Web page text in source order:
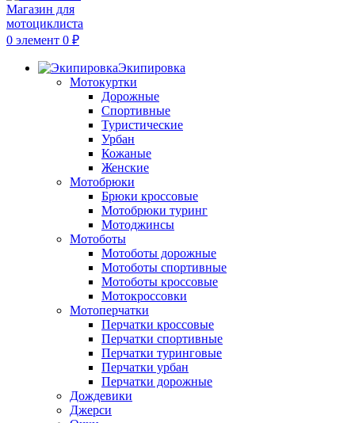
0 элемент 0 ₽
Экипировка
Мотокуртки
Дорожные
Спортивные
Туристические
Урбан
Кожаные
Женские
Мотобрюки
Брюки кроссовые
Мотобрюки туринг
Мотоджинсы
Мотоботы
Мотоботы дорожные
Мотоботы спортивные
Мотоботы кроссовые
Мотокроссовки
Мотоперчатки
Перчатки кроссовые
Перчатки спортивные
Перчатки туринговые
Перчатки урбан
Перчатки дорожные
Дождевики
Джерси